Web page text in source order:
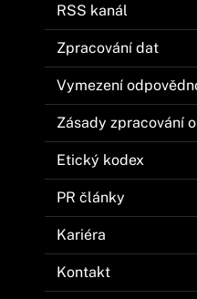
RSS kanál
Zpracování dat
Vymezení
Zásady zpracování
Etický kodex
PR články
Kariéra
Kontakt